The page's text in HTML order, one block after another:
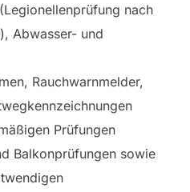
nach
Abwasser- und
Rauchwarnmelder,
Prüfungen
Balkonprüfungen sowie